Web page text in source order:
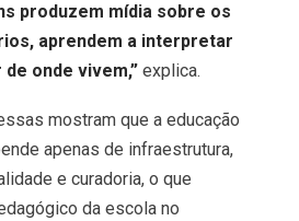
produzem mídia sobre os
aprendem a interpretar
onde vivem,”explica.
mostram que a educação
apenas de infraestrutura,
e curadoria, o que
da escola no